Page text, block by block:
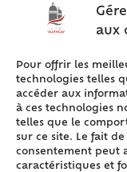
aux
Pour offrir les
technologies telles
accéder aux
à ces technologies
telles que le
sur ce site. Le fait
consentement peut
caractéristiques et
9h